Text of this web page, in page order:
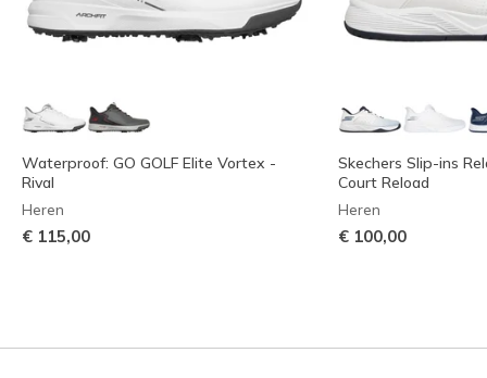
Waterproof: GO GOLF Elite Vortex -
Rival
Heren
€ 115,00
Skechers Slip-ins
Court Reload
Heren
€ 100,00